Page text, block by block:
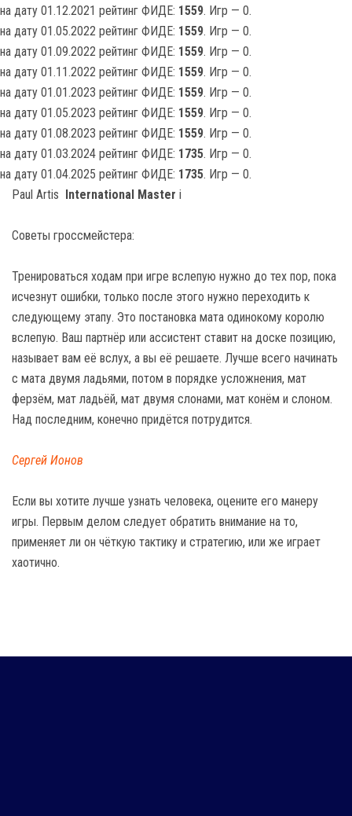
на дату 01.12.2021 рейтинг ФИДЕ: 1559. Игр — 0.
на дату 01.05.2022 рейтинг ФИДЕ: 1559. Игр — 0.
на дату 01.09.2022 рейтинг ФИДЕ: 1559. Игр — 0.
на дату 01.11.2022 рейтинг ФИДЕ: 1559. Игр — 0.
на дату 01.01.2023 рейтинг ФИДЕ: 1559. Игр — 0.
на дату 01.05.2023 рейтинг ФИДЕ: 1559. Игр — 0.
на дату 01.08.2023 рейтинг ФИДЕ: 1559. Игр — 0.
на дату 01.03.2024 рейтинг ФИДЕ: 1735. Игр — 0.
на дату 01.04.2025 рейтинг ФИДЕ: 1735. Игр — 0.
Paul Artis International Master i
Советы гроссмейстера:
Тренироваться ходам при игре вслепую нужно до тех пор, пока
исчезнут ошибки, только после этого нужно переходить к
следующему этапу. Это постановка мата одинокому королю
вслепую. Ваш партнёр или ассистент ставит на доске позицию,
называет вам её вслух, а вы её решаете. Лучше всего начинать
с мата двумя ладьями, потом в порядке усложнения, мат
ферзём, мат ладьёй, мат двумя слонами, мат конём и слоном.
Над последним, конечно придётся потрудится.
Сергей Ионов
Если вы хотите лучше узнать человека, оцените его манеру
игры. Первым делом следует обратить внимание на то,
применяет ли он чёткую тактику и стратегию, или же играет
хаотично.